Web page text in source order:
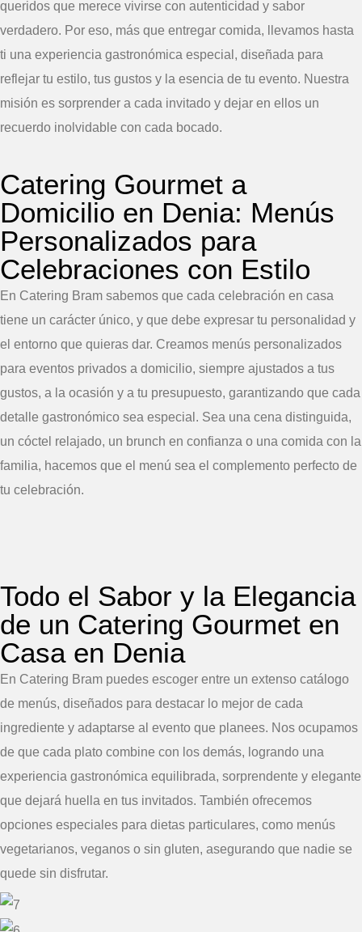
queridos que merece vivirse con autenticidad y sabor
verdadero. Por eso, más que entregar comida, llevamos hasta
ti una experiencia gastronómica especial, diseñada para
reflejar tu estilo, tus gustos y la esencia de tu evento. Nuestra
misión es sorprender a cada invitado y dejar en ellos un
recuerdo inolvidable con cada bocado.
Catering Gourmet a
Domicilio en Denia: Menús
Personalizados para
Celebraciones con Estilo
En Catering Bram sabemos que cada celebración en casa
tiene un carácter único, y que debe expresar tu personalidad y
el entorno que quieras dar. Creamos menús personalizados
para eventos privados a domicilio, siempre ajustados a tus
gustos, a la ocasión y a tu presupuesto, garantizando que cada
detalle gastronómico sea especial. Sea una cena distinguida,
un cóctel relajado, un brunch en confianza o una comida con la
familia, hacemos que el menú sea el complemento perfecto de
tu celebración.
Todo el Sabor y la Elegancia
de un Catering Gourmet en
Casa en Denia
En Catering Bram puedes escoger entre un extenso catálogo
de menús, diseñados para destacar lo mejor de cada
ingrediente y adaptarse al evento que planees. Nos ocupamos
de que cada plato combine con los demás, logrando una
experiencia gastronómica equilibrada, sorprendente y elegante
que dejará huella en tus invitados. También ofrecemos
opciones especiales para dietas particulares, como menús
vegetarianos, veganos o sin gluten, asegurando que nadie se
quede sin disfrutar.